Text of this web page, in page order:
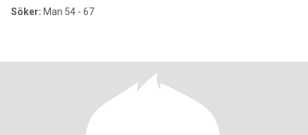
Söker: Man 54 - 67